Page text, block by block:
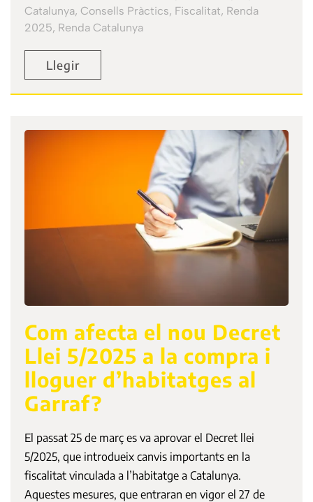
Catalunya, Consells Pràctics, Fiscalitat, Renda
2025, Renda Catalunya
Llegir
Com afecta el nou Decret
Llei 5/2025 a la compra i
lloguer d’habitatges al
Garraf?
El passat 25 de març es va aprovar el Decret llei
5/2025, que introdueix canvis importants en la
fiscalitat vinculada a l’habitatge a Catalunya.
Aquestes mesures, que entraran en vigor el 27 de